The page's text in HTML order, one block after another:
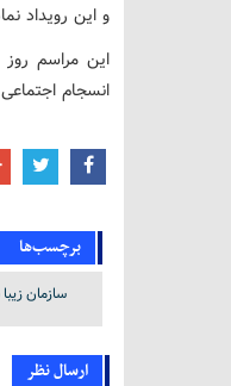
و این رویداد
انسجام
برچسب‌ها
سازمان
ارسال نظر